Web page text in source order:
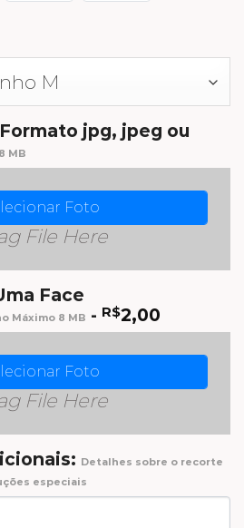
jpg, jpeg ou
MB
Foto
File Here
Face
Máximo 8 MB - R$2,00
Foto
File Here
Detalhes sobre o recorte
especiais